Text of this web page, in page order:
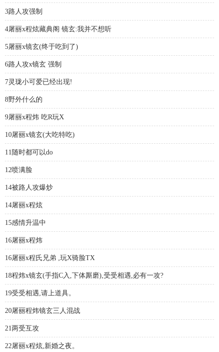
3路人攻强制
4屠丽x程炫藏典阁 镜玄:我并不想听
5屠丽x镜玄(终于吃到了)
6路人攻x镜玄 强制
7灵珑小可爱已经出现!
8野外什么的
9屠丽x程炜 吃R玩X
10屠丽x镜玄(大吃特吃)
11随时都可以do
12喷满脸
14被路人攻爆炒
14屠丽x程炫
15感情升温中
16屠丽x程炜
16屠丽x程氏兄弟 ,玩X骑脸TX
18程炜x镜玄(手指C入,下体厮磨),受受相遇,必有一攻?
19受受相遇,请上道具。
20屠丽程炜镜玄三人混战
21两受互攻
22屠丽x程炫,新婚之夜。